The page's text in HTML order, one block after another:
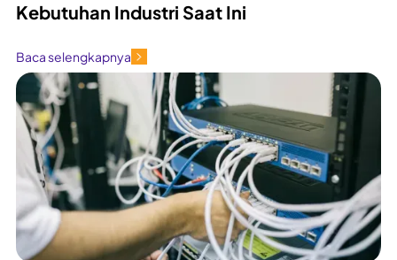
Kebutuhan Industri Saat Ini
Baca selengkapnya